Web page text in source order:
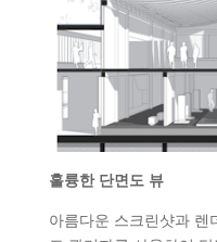
훌륭한 단면도 뷰
아름다운 스크린샷과 렌